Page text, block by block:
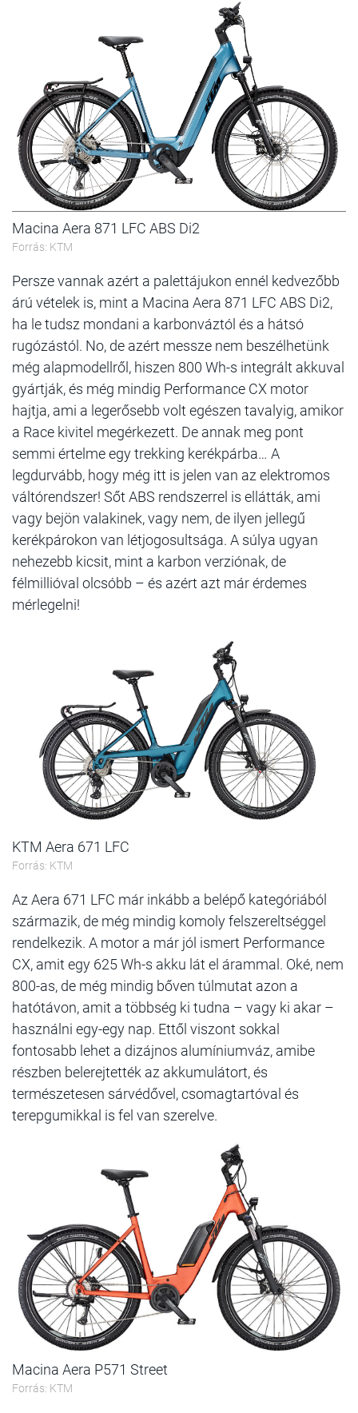
Macina Aera 871 LFC ABS Di2
Forrás: KTM
Persze vannak azért a palettájukon ennél kedvezőbb
árú vételek is, mint a Macina Aera 871 LFC ABS Di2,
ha le tudsz mondani a karbonváztól és a hátsó
rugózástól. No, de azért messze nem beszélhetünk
még alapmodellről, hiszen 800 Wh-s integrált akkuval
gyártják, és még mindig Performance CX motor
hajtja, ami a legerősebb volt egészen tavalyig, amikor
a Race kivitel megérkezett. De annak meg pont
semmi értelme egy trekking kerékpárba… A
legdurvább, hogy még itt is jelen van az elektromos
váltórendszer! Sőt ABS rendszerrel is ellátták, ami
vagy bejön valakinek, vagy nem, de ilyen jellegű
kerékpárokon van létjogosultsága. A súlya ugyan
nehezebb kicsit, mint a karbon verziónak, de
félmillióval olcsóbb – és azért azt már érdemes
mérlegelni!
KTM Aera 671 LFC
Forrás: KTM
Az Aera 671 LFC már inkább a belépő kategóriából
származik, de még mindig komoly felszereltséggel
rendelkezik. A motor a már jól ismert Performance
CX, amit egy 625 Wh-s akku lát el árammal. Oké, nem
800-as, de még mindig bőven túlmutat azon a
hatótávon, amit a többség ki tudna – vagy ki akar –
használni egy-egy nap. Ettől viszont sokkal
fontosabb lehet a dizájnos alumíniumváz, amibe
részben belerejtették az akkumulátort, és
természetesen sárvédővel, csomagtartóval és
terepgumikkal is fel van szerelve.
Macina Aera P571 Street
Forrás: KTM